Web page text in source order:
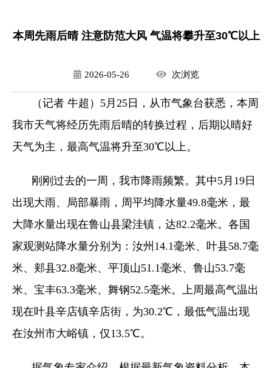
本周先雨后晴 注意防范大风 气温将攀升至30℃以上
2026-05-26 次浏览
（记者 牛超）5月25日，从市气象台获悉，本周
我市天气将经历先雨后晴的转换过程，后期以晴好
天气为主，最高气温将升至30℃以上。
刚刚过去的一周，我市降雨频繁。其中5月19日
出现大雨、局部暴雨，周平均降水量49.8毫米，最
大降水量出现在鲁山县梁洼镇，达82.2毫米。各国
家观测站降水量分别为：汝州14.1毫米、叶县58.7毫
米、郏县32.8毫米、平顶山51.1毫米、鲁山53.7毫
米、宝丰63.3毫米、舞钢52.5毫米。上周最高气温出
现在叶县辛店镇辛店街，为30.2℃，最低气温出现
在汝州市大峪镇，仅13.5℃。